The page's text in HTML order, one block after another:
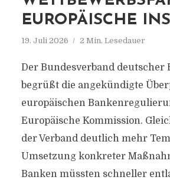
EUROPÄISCHE
19. Juli 2026 2 Min. Lesedauer
Der Bundesverband deutscher
begrüßt die angekündigte
europäischen
Europäische Kommission.
der Verband deutlich mehr
Umsetzung konkreter
Banken müssten schneller